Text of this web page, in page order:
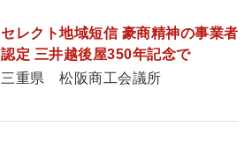
セレクト地域短信 豪商精神の事業者
認定 三井越後屋350年記念で
三重県 松阪商工会議所